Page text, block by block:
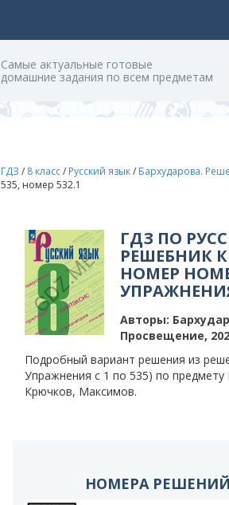
Cамые актуальные готовые
домашние задания по всем предметам
ГДЗ / 8 класс/ Русский язык/ Бархударова.
535, номер 532.1
ГДЗ ПО
РЕШЕБНИК
НОМЕР
Авторы:
Просвещение,
Подробный вариант решения из
Упражнения с 1 по 535) по предмету
Крючков, Максимов.
НОМЕРА